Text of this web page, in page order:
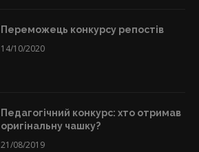
Переможець конкурсу репостів
14/10/2020
Педагогічний конкурс: хто отримав
оригінальну чашку?
21/08/2019